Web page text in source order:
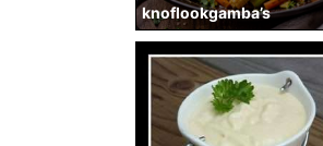
knoflookgamba’s